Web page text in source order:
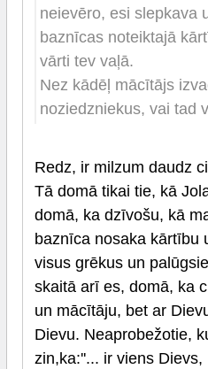
neievēro, esi slepkava
baznīcas noteiktajā
vārti tev vaļā.
Nez kādēļ mācītājs
noziedzniekus, vai tad
Redz, ir milzum daudz
Tā domā tikai tie, kā
domā, ka dzīvošu, kā
baznīca nosaka kārtību
visus grēkus un
skaitā arī es, domā, ka
un mācītāju, bet ar
Dievu. Neaprobežotie,
zin,ka:''... ir viens